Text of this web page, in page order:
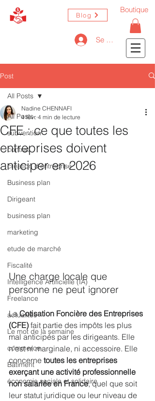
Blog
Se connecter
Boutique
Post
All Posts
subvention
contrat
création d'entreprise
Business plan
Dirigeant
business plan
marketing
etude de marché
Fiscalité
Intelligence Artificielle (IA)
Freelance
actualités
Le mot de la semaine
commerce
Bâtiment
économie sociale et solidaire
All Posts
CFE : ce que toutes les
entreprises doivent
anticiper en 2026
Nadine CHENNAFI
4 févr. 4 min de lecture
Une charge locale que
personne ne peut ignorer
La Cotisation Foncière des Entreprises
(CFE) fait partie des impôts les plus
mal anticipés par les dirigeants. Elle
n’est ni marginale, ni accessoire. Elle
concerne toutes les entreprises
exerçant une activité professionnelle
non salariée en France, quel que soit
leur statut juridique ou leur niveau de